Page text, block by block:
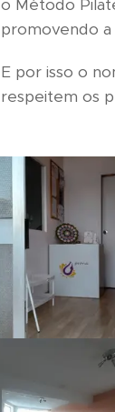
o Método
promovendo a
E por isso o
respeitem os